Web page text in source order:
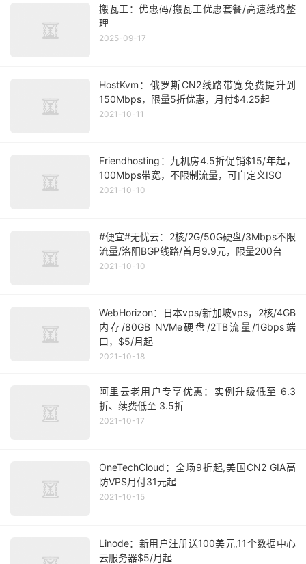
搬瓦工：优惠码/搬瓦工优惠套餐/高速线路整
理
2025-09-17
HostKvm：俄罗斯CN2线路带宽免费提升到
150Mbps，限量5折优惠，月付$4.25起
2021-10-11
Friendhosting：九机房4.5折促销$15/年起，
100Mbps带宽，不限制流量，可自定义ISO
2021-10-10
#便宜#无忧云：2核/2G/50G硬盘/3Mbps不限
流量/洛阳BGP线路/首月9.9元，限量200台
2021-10-10
WebHorizon：日本vps/新加坡vps，2核/4GB
内存/80GB NVMe硬盘/2TB流量/1Gbps端
口，$5/月起
2021-10-18
阿里云老用户专享优惠：实例升级低至 6.3
折、续费低至 3.5折
2021-10-17
OneTechCloud：全场9折起,美国CN2 GIA高
防VPS月付31元起
2021-10-15
Linode：新用户注册送100美元,11个数据中心
云服务器$5/月起